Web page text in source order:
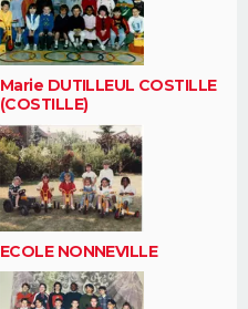
Marie DUTILLEUL COSTILLE
(COSTILLE)
ECOLE NONNEVILLE